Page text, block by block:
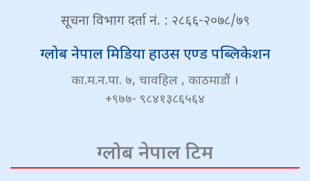
सूचना विभाग दर्ता नं. : २८६६-२०७८/७९
ग्लोब नेपाल मिडिया हाउस एण्ड पब्लिकेशन
का.म.न.पा. ७, चावहिल , काठमाडौं ।
+९७७- ९८४१३८६५६४
ग्लोब नेपाल टिम